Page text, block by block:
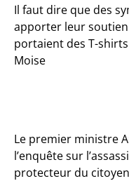
Il faut dire que des
apporter leur soutien
portaient des T-
Moise
Le premier ministre
l’enquête sur
protecteur du